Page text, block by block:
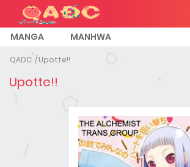
MANGA MANHWA
QADC Upotte!!
Upotte!!